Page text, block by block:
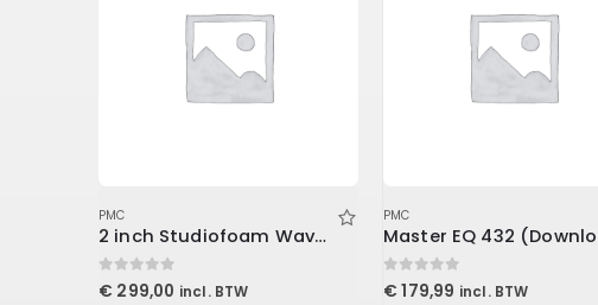
PMC
2 inch Studiofoam Wave 60x60x5cm, Purple
0out of 5
€ 299,00 incl. BTW
PMC
0out of 5
€ 179,99 incl. BTW